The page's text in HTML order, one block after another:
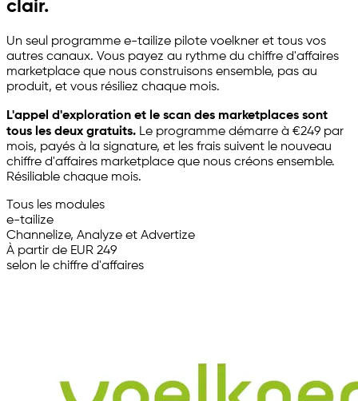
clair.
Un seul programme e-tailize pilote voelkner et tous vos
autres canaux. Vous payez au rythme du chiffre d'affaires
marketplace que nous construisons ensemble, pas au
produit, et vous résiliez chaque mois.
L'appel d'exploration et le scan des marketplaces sont
tous les deux gratuits. Le programme démarre à €249 par
mois, payés à la signature, et les frais suivent le nouveau
chiffre d'affaires marketplace que nous créons ensemble.
Résiliable chaque mois.
Tous les modules
e-tailize
Channelize, Analyze et Advertize
À partir de EUR 249
selon le chiffre d'affaires